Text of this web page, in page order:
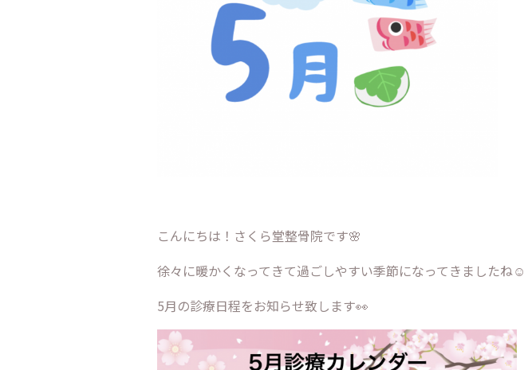
こんにちは！さくら堂整骨院です🌸
徐々に暖かくなってきて過ごしやすい季節になってきましたね☺️
5月の診療日程をお知らせ致します👀